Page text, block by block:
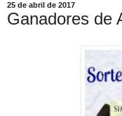
25 de abril de 2017
Ganadores de